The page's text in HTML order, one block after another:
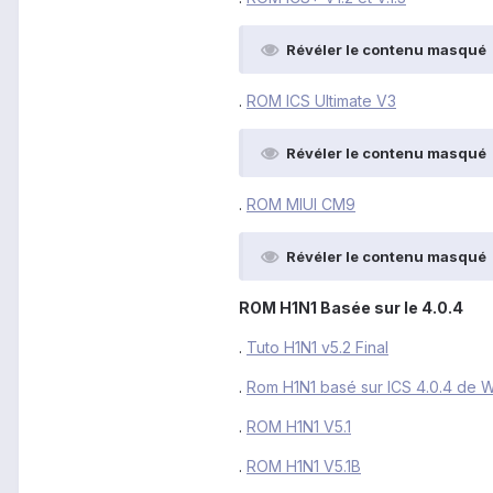
Révéler le contenu masqué
. ROM ICS Ultimate V3
Révéler le contenu masqué
. ROM MIUI CM9
Révéler le contenu masqué
ROM H1N1 Basée sur le 4.0.4
. Tuto H1N1 v5.2 Final
. Rom H1N1 basé sur ICS 4.0.4 de
. ROM H1N1 V5.1
. ROM H1N1 V5.1B